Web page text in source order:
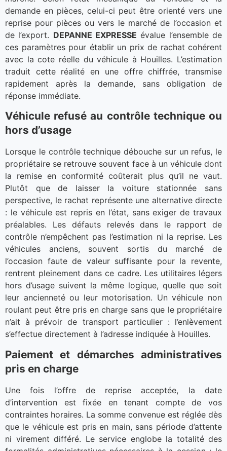
demande en pièces, celui-ci peut être orienté vers une
reprise pour pièces ou vers le marché de l’occasion et
de l’export. DEPANNE EXPRESSE évalue l’ensemble de
ces paramètres pour établir un prix de rachat cohérent
avec la cote réelle du véhicule à Houilles. L’estimation
traduit cette réalité en une offre chiffrée, transmise
rapidement après la demande, sans obligation de
réponse immédiate.
Véhicule refusé au contrôle technique ou
hors d’usage
Lorsque le contrôle technique débouche sur un refus, le
propriétaire se retrouve souvent face à un véhicule dont
la remise en conformité coûterait plus qu’il ne vaut.
Plutôt que de laisser la voiture stationnée sans
perspective, le rachat représente une alternative directe
: le véhicule est repris en l’état, sans exiger de travaux
préalables. Les défauts relevés dans le rapport de
contrôle n’empêchent pas l’estimation ni la reprise. Les
véhicules anciens, souvent sortis du marché de
l’occasion faute de valeur suffisante pour la revente,
rentrent pleinement dans ce cadre. Les utilitaires légers
hors d’usage suivent la même logique, quelle que soit
leur ancienneté ou leur motorisation. Un véhicule non
roulant peut être pris en charge sans que le propriétaire
n’ait à prévoir de transport particulier : l’enlèvement
s’effectue directement à l’adresse indiquée à Houilles.
Paiement et démarches administratives
pris en charge
Une fois l’offre de reprise acceptée, la date
d’intervention est fixée en tenant compte de vos
contraintes horaires. La somme convenue est réglée dès
que le véhicule est pris en main, sans période d’attente
ni virement différé. Le service englobe la totalité des